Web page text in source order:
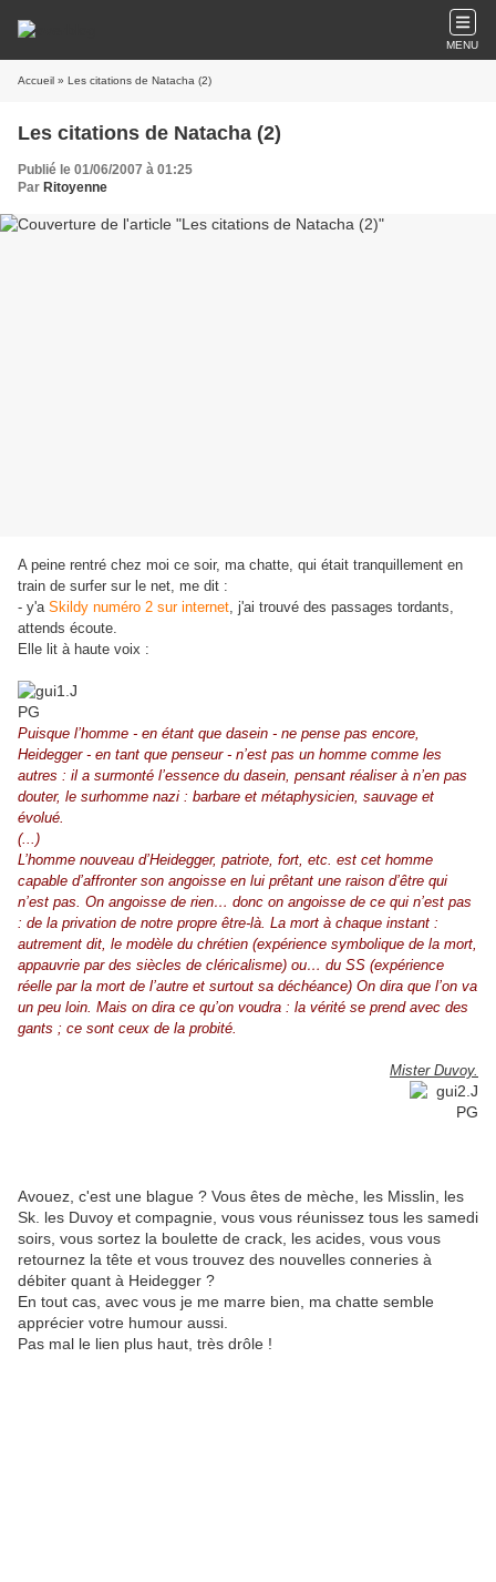
MENU
Accueil » Les citations de Natacha (2)
Les citations de Natacha (2)
Publié le 01/06/2007 à 01:25
Par Ritoyenne
A peine rentré chez moi ce soir, ma chatte, qui était tranquillement en
train de surfer sur le net, me dit :
- y'a Skildy numéro 2 sur internet, j'ai trouvé des passages tordants,
attends écoute.
Elle lit à haute voix :
Puisque l’homme - en étant que dasein - ne pense pas encore,
Heidegger - en tant que penseur - n’est pas un homme comme les
autres : il a surmonté l’essence du dasein, pensant réaliser à n’en pas
douter, le surhomme nazi : barbare et métaphysicien, sauvage et
évolué.
(...)
L’homme nouveau d’Heidegger, patriote, fort, etc. est cet homme
capable d’affronter son angoisse en lui prêtant une raison d’être qui
n’est pas. On angoisse de rien… donc on angoisse de ce qui n’est pas
: de la privation de notre propre être-là. La mort à chaque instant :
autrement dit, le modèle du chrétien (expérience symbolique de la mort,
appauvrie par des siècles de cléricalisme) ou… du SS (expérience
réelle par la mort de l’autre et surtout sa déchéance) On dira que l’on va
un peu loin. Mais on dira ce qu’on voudra : la vérité se prend avec des
gants ; ce sont ceux de la probité.
Mister Duvoy.
Avouez, c'est une blague ? Vous êtes de mèche, les Misslin, les
Sk. les Duvoy et compagnie, vous vous réunissez tous les samedi
soirs, vous sortez la boulette de crack, les acides, vous vous
retournez la tête et vous trouvez des nouvelles conneries à
débiter quant à Heidegger ?
En tout cas, avec vous je me marre bien, ma chatte semble
apprécier votre humour aussi.
Pas mal le lien plus haut, très drôle !